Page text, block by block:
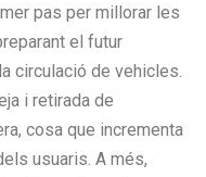
pas per millorar les
el futur
circulació de vehicles.
i retirada de
cosa que incrementa
usuaris. A més,